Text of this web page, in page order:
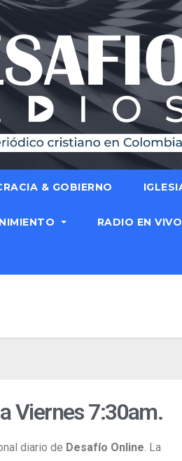
& GOBIERNO
RADIO EN VIVO
Viernes 7:30am.
diario de Desafío Online. La